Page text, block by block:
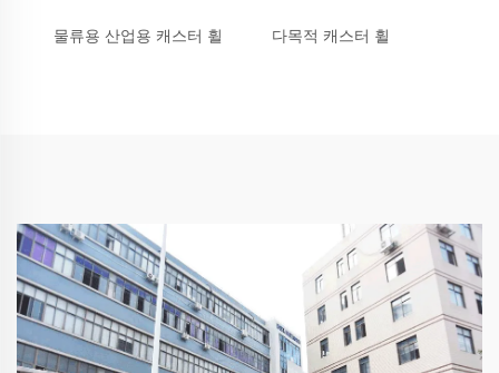
물류용 산업용 캐스터 휠 다목적 캐스터 휠